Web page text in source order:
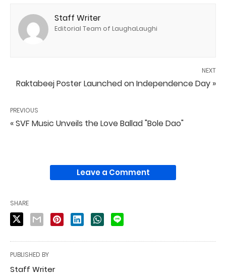
Staff Writer
Editorial Team of LaughaLaughi
NEXT
Raktabeej Poster Launched on Independence Day »
PREVIOUS
« SVF Music Unveils the Love Ballad "Bole Dao"
Leave a Comment
SHARE
PUBLISHED BY
Staff Writer